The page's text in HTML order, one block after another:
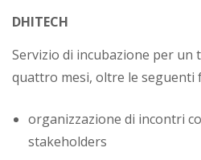
DHITECH
Servizio di incubazione per un
quattro mesi, oltre le seguenti
organizzazione di incontri
stakeholders